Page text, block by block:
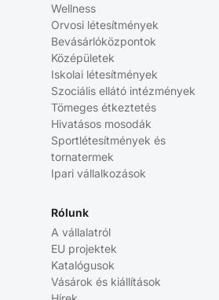
Wellness
Orvosi létesítmények
Bevásárlóközpontok
Középületek
Iskolai létesítmények
Szociális ellátó intézmények
Tömeges étkeztetés
Hivatásos mosodák
Sportlétesítmények és
tornatermek
Ipari vállalkozások
Rólunk
A vállalatról
EU projektek
Katalógusok
Vásárok és kiállítások